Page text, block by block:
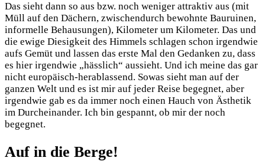
Das sieht dann so aus bzw. noch weniger attraktiv aus (mit
Müll auf den Dächern, zwischendurch bewohnte Bauruinen,
informelle Behausungen), Kilometer um Kilometer. Das und
die ewige Diesigkeit des Himmels schlagen schon irgendwie
aufs Gemüt und lassen das erste Mal den Gedanken zu, dass
es hier irgendwie „hässlich“ aussieht. Und ich meine das gar
nicht europäisch-herablassend. Sowas sieht man auf der
ganzen Welt und es ist mir auf jeder Reise begegnet, aber
irgendwie gab es da immer noch einen Hauch von Ästhetik
im Durcheinander. Ich bin gespannt, ob mir der noch
begegnet.
Auf in die Berge!